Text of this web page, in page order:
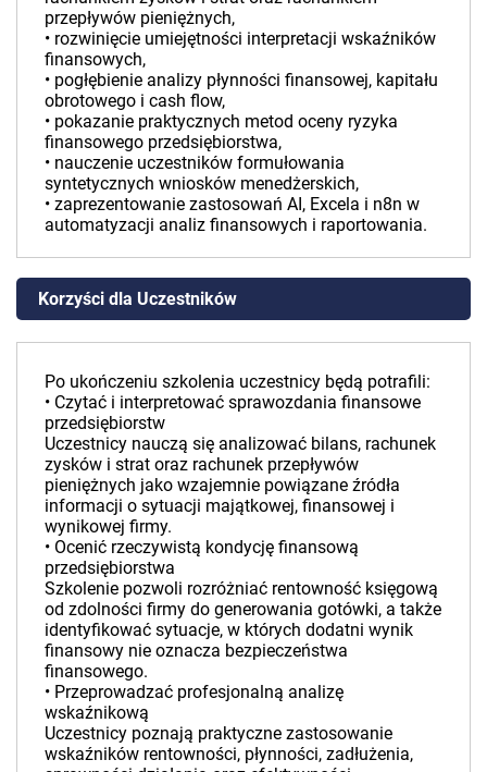
przepływów pieniężnych,
• rozwinięcie umiejętności interpretacji wskaźników
finansowych,
• pogłębienie analizy płynności finansowej, kapitału
obrotowego i cash flow,
• pokazanie praktycznych metod oceny ryzyka
finansowego przedsiębiorstwa,
• nauczenie uczestników formułowania
syntetycznych wniosków menedżerskich,
• zaprezentowanie zastosowań AI, Excela i n8n w
automatyzacji analiz finansowych i raportowania.
Korzyści dla Uczestników
Po ukończeniu szkolenia uczestnicy będą potrafili:
• Czytać i interpretować sprawozdania finansowe
przedsiębiorstw
Uczestnicy nauczą się analizować bilans, rachunek
zysków i strat oraz rachunek przepływów
pieniężnych jako wzajemnie powiązane źródła
informacji o sytuacji majątkowej, finansowej i
wynikowej firmy.
• Ocenić rzeczywistą kondycję finansową
przedsiębiorstwa
Szkolenie pozwoli rozróżniać rentowność księgową
od zdolności firmy do generowania gotówki, a także
identyfikować sytuacje, w których dodatni wynik
finansowy nie oznacza bezpieczeństwa
finansowego.
• Przeprowadzać profesjonalną analizę
wskaźnikową
Uczestnicy poznają praktyczne zastosowanie
wskaźników rentowności, płynności, zadłużenia,